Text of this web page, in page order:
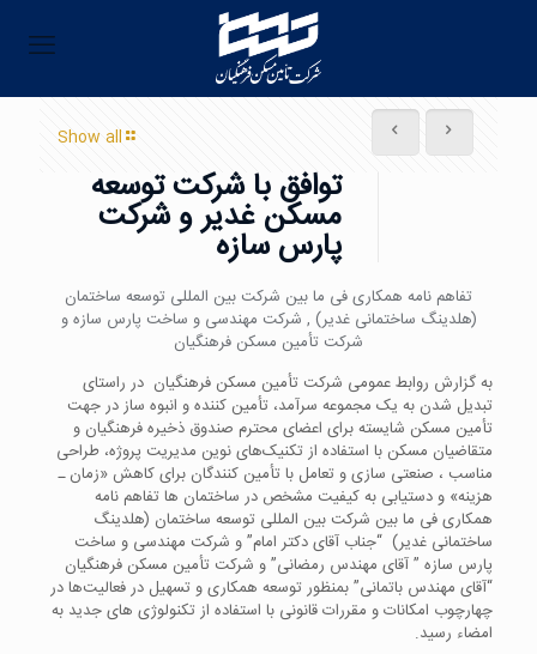
Show all
توافق با شرکت توسعه
مسکن غدیر و شرکت
پارس سازه
تفاهم نامه همکاری فی ما بین شرکت بین المللی توسعه ساختمان
(هلدینگ ساختمانی غدیر) , شرکت مهندسی و ساخت پارس سازه و
شرکت تأمین مسکن فرهنگیان
به گزارش روابط عمومی شرکت تأمین مسکن فرهنگیان در راستای
تبدیل شدن به یک مجموعه سرآمد، تأمین کننده و انبوه ساز در جهت
تأمین مسکن شایسته برای اعضای محترم صندوق ذخیره فرهنگیان و
متقاضیان مسکن با استفاده از تکنیک‌های نوین مدیریت پروژه، طراحی
مناسب ، صنعتی سازی و تعامل با تأمین کنندگان برای کاهش «زمان ـ
هزینه» و دستیابی به کیفیت مشخص در ساختمان ها تفاهم نامه
همکاری فی ما بین شرکت بین المللی توسعه ساختمان (هلدینگ
ساختمانی غدیر) “جناب آقای دکتر امام” و شرکت مهندسی و ساخت
پارس سازه ” آقای مهندس رمضانی” و شرکت تأمین مسکن فرهنگیان
“آقای مهندس باتمانی” بمنظور توسعه همکاری و تسهیل در فعالیت‌ها در
چهارچوب امکانات و مقررات قانونی با استفاده از تکنولوژی های جدید به
امضاء رسید.